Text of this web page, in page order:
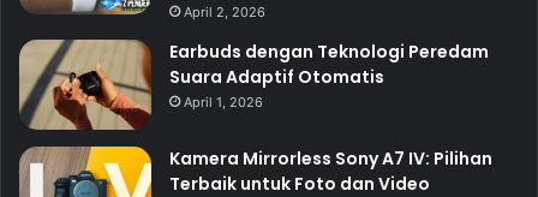
April 2, 2026
Earbuds dengan Teknologi Peredam
Suara Adaptif Otomatis
April 1, 2026
Kamera Mirrorless Sony A7 IV: Pilihan
Terbaik untuk Foto dan Video